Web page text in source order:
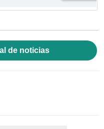
de noticias